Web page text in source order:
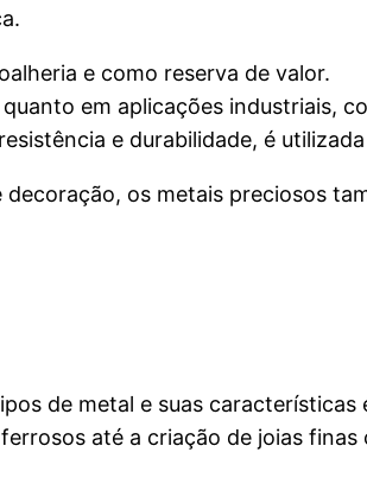
e como reserva de valor.
em aplicações industriais,
e durabilidade, é
decoração, os metais preciosos
de metal e suas
até a criação de joias